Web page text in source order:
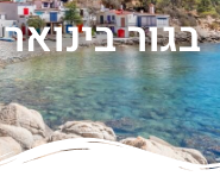
בגור בינואר